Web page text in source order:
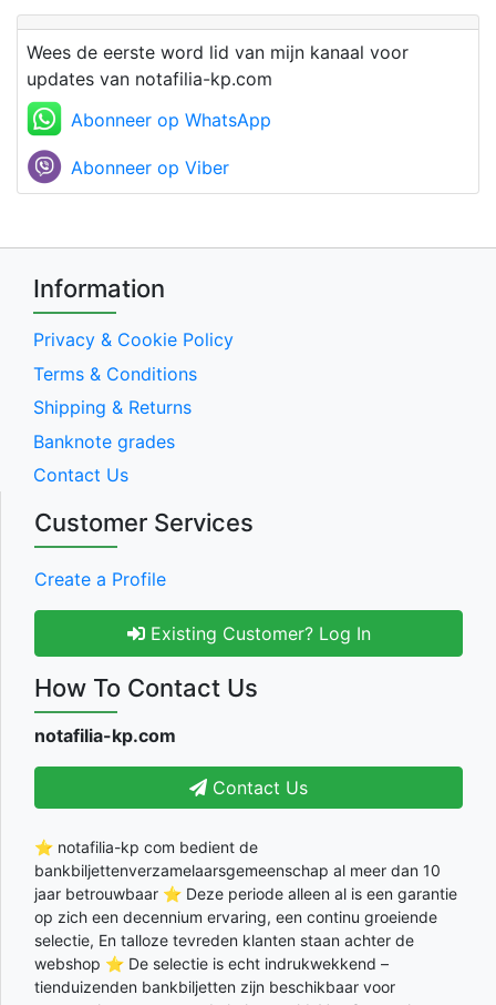
Wees de eerste word lid van mijn kanaal voor
updates van notafilia-kp.com
Abonneer op WhatsApp
Abonneer op Viber
Information
Privacy & Cookie Policy
Terms & Conditions
Shipping & Returns
Banknote grades
Contact Us
Customer Services
Create a Profile
Existing Customer? Log In
How To Contact Us
notafilia-kp.com
Contact Us
⭐ notafilia-kp com bedient de
bankbiljettenverzamelaarsgemeenschap al meer dan 10
jaar betrouwbaar ⭐ Deze periode alleen al is een garantie
op zich een decennium ervaring, een continu groeiende
selectie, En talloze tevreden klanten staan achter de
webshop ⭐ De selectie is echt indrukwekkend –
tienduizenden bankbiljetten zijn beschikbaar voor